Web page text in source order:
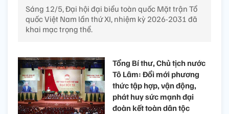
Sáng 12/5, Đại hội đại biểu toàn quốc Mặt trận Tổ
quốc Việt Nam lần thứ XI, nhiệm kỳ 2026-2031 đã
khai mạc trọng thể.
Tổng Bí thư, Chủ tịch nước
Tô Lâm: Đổi mới phương
thức tập hợp, vận động,
phát huy sức mạnh đại
đoàn kết toàn dân tộc